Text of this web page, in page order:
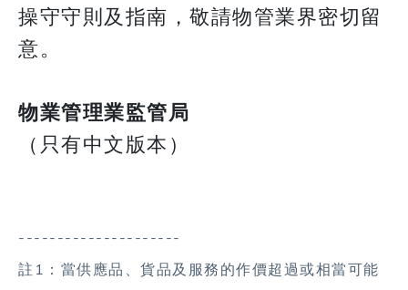
操守守則及指南，敬請物管業界密切留
意。
物業管理業監管局
（只有中文版本）
---------------------
​​​​​​​註1：當供應品、貨品及服務的作價超過或相當可能